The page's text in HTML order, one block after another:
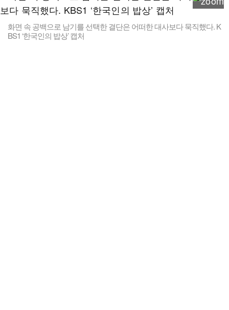
화면 속 공백으로 남기를 선택한 결단은 어떠한 대사보다 묵직했다. K
BS1 ‘한국인의 밥상’ 캡처